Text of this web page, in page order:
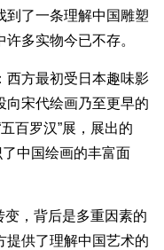
到了一条理解中国雕塑
多实物今已不存。
方最初受日本趣味影
向宋代绘画乃至更早的
百罗汉”展，展出的
中国绘画的丰富面
，背后是多重因素的
提供了理解中国艺术的